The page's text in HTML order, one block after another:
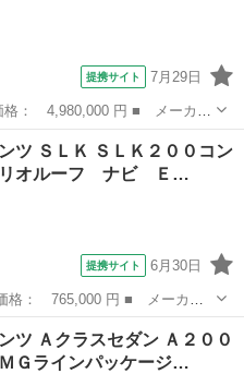
提携サイト 7月29日
： Ｂクラス ■ グレード
ケージ Ｂ２００ｄ ＡＭＧラ
ツ ＳＬＫ ＳＬＫ２００コン
オルーフ ナビ Ｅ…
提携サイト 6月30日
： ＳＬＫ ■ グレード名：
ルーフ ナビ ＥＴＣ シート
ツ Ａクラスセダン Ａ２００
ラインパッケージ…